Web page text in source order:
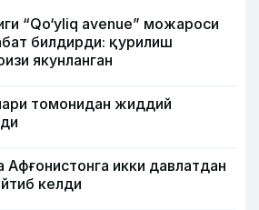
“Qo‘yliq avenue” можароси
билдирди: қурилиш
якунланган
томонидан жиддий
Афғонистонга икки давлатдан
келди